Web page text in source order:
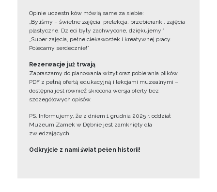
Opinie uczestników mówią same za siebie:
„Byliśmy – świetne zajęcia, prelekcja, przebieranki, zajęcia
plastyczne. Dzieci były zachwycone, dziękujemy!”
„Super zajęcia, pełne ciekawostek i kreatywnej pracy.
Polecamy serdecznie!”
Rezerwacje już trwają
Zapraszamy do planowania wizyt oraz pobierania plików
PDF z pełną ofertą edukacyjną i lekcjami muzealnymi –
dostępna jest również skrócona wersja oferty bez
szczegółowych opisów.
PS. Informujemy, że z dniem 1 grudnia 2025 r. oddział
Muzeum Zamek w Dębnie jest zamknięty dla
zwiedzających.
Odkryjcie z nami świat pełen historii!